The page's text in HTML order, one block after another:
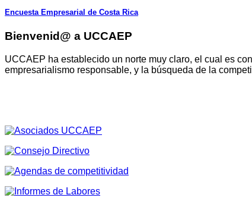
Encuesta Empresarial de Costa Rica
Bienvenid@ a UCCAEP
UCCAEP ha establecido un norte muy claro, el cual es
empresarialismo responsable, y la búsqueda de la